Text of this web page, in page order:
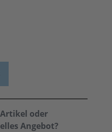
oder
Angebot?